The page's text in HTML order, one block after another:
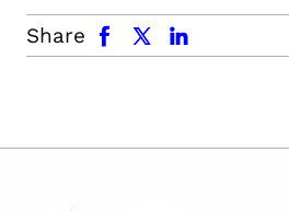
Share
facebook x.com linkedin